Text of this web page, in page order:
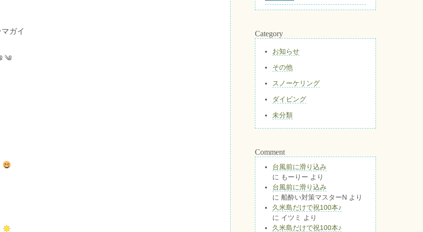
ガイ
༄
Category
お知らせ
その他
スノーケリング
ダイビング
未分類
Comment
台風前に滑り込み
に もーりー より
台風前に滑り込み
に 船酔い対策マスターN より
久米島だけで祝100本♪
に イツミ
より
久米島だけで祝100本♪